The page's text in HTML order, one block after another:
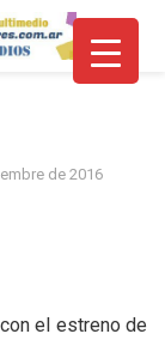
de 2016
el estreno de